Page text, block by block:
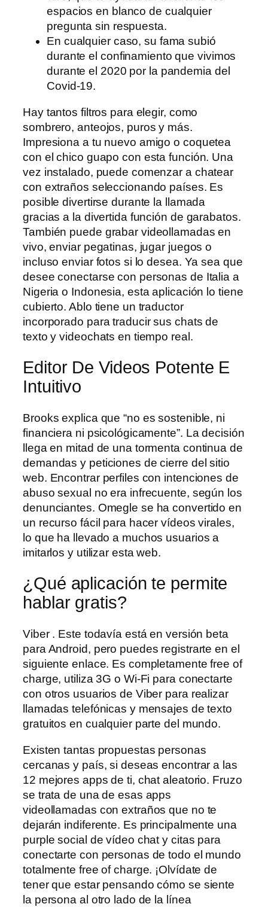
espacios en blanco de cualquier
pregunta sin respuesta.
En cualquier caso, su fama subió
durante el confinamiento que vivimos
durante el 2020 por la pandemia del
Covid-19.
Hay tantos filtros para elegir, como
sombrero, anteojos, puros y más.
Impresiona a tu nuevo amigo o coquetea
con el chico guapo con esta función. Una
vez instalado, puede comenzar a chatear
con extraños seleccionando países. Es
posible divertirse durante la llamada
gracias a la divertida función de garabatos.
También puede grabar videollamadas en
vivo, enviar pegatinas, jugar juegos o
incluso enviar fotos si lo desea. Ya sea que
desee conectarse con personas de Italia a
Nigeria o Indonesia, esta aplicación lo tiene
cubierto. Ablo tiene un traductor
incorporado para traducir sus chats de
texto y videochats en tiempo real.
Editor De Videos Potente E
Intuitivo
Brooks explica que “no es sostenible, ni
financiera ni psicológicamente”. La decisión
llega en mitad de una tormenta continua de
demandas y peticiones de cierre del sitio
web. Encontrar perfiles con intenciones de
abuso sexual no era infrecuente, según los
denunciantes. Omegle se ha convertido en
un recurso fácil para hacer vídeos virales,
lo que ha llevado a muchos usuarios a
imitarlos y utilizar esta web.
¿Qué aplicación te permite
hablar gratis?
Viber . Este todavía está en versión beta
para Android, pero puedes registrarte en el
siguiente enlace. Es completamente free of
charge, utiliza 3G o Wi-Fi para conectarte
con otros usuarios de Viber para realizar
llamadas telefónicas y mensajes de texto
gratuitos en cualquier parte del mundo.
Existen tantas propuestas personas
cercanas y país, si deseas encontrar a las
12 mejores apps de ti, chat aleatorio. Fruzo
se trata de una de esas apps
videollamadas con extraños que no te
dejarán indiferente. Es principalmente una
purple social de vídeo chat y citas para
conectarte con personas de todo el mundo
totalmente free of charge. ¡Olvídate de
tener que estar pensando cómo se siente
la persona al otro lado de la línea